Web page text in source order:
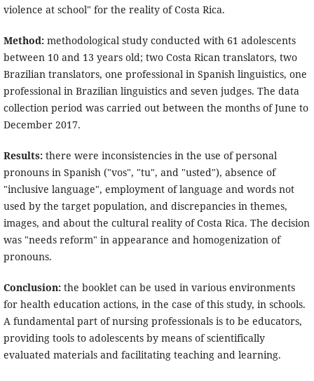
violence at school" for the reality of Costa Rica.
Method: methodological study conducted with 61 adolescents
between 10 and 13 years old; two Costa Rican translators, two
Brazilian translators, one professional in Spanish linguistics, one
professional in Brazilian linguistics and seven judges. The data
collection period was carried out between the months of June to
December 2017.
Results:there were inconsistencies in the use of personal
pronouns in Spanish ("vos", "tu", and "usted"), absence of
"inclusive language", employment of language and words not
used by the target population, and discrepancies in themes,
images, and about the cultural reality of Costa Rica. The decision
was "needs reform" in appearance and homogenization of
pronouns.
Conclusion: the booklet can be used in various environments
for health education actions, in the case of this study, in schools.
A fundamental part of nursing professionals is to be educators,
providing tools to adolescents by means of scientifically
evaluated materials and facilitating teaching and learning.